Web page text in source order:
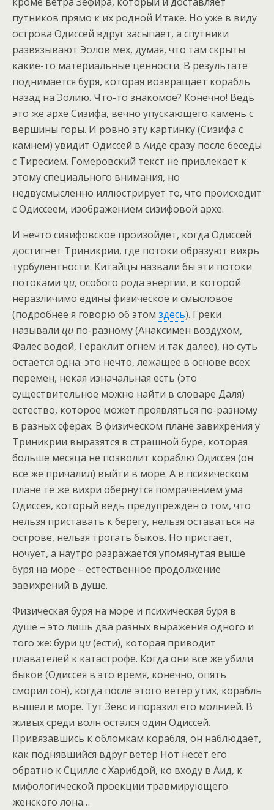
путников прямо к их родной Итаке. Но уже в виду
острова Одиссей вдруг засыпает, а спутники
развязывают Эолов мех, думая, что там скрыты
какие-то материальные ценности. В результате
поднимается буря, которая возвращает корабль
назад на Эолию. Что-то знакомое? Конечно! Ведь
это же архе Сизифа, вечно упускающего камень с
вершины горы. И ровно эту картинку (Сизифа с
камнем) увидит Одиссей в Аиде сразу после беседы
с Тиресием. Гомеровский текст не привлекает к
этому специального внимания, но
недвусмысленно иллюстрирует то, что происходит
с Одиссеем, изображением сизифовой архе.
И нечто сизифовское произойдет, когда Одиссей
достигнет Триникрии, где потоки образуют вихрь
турбулентности. Китайцы назвали бы эти потоки
потоками ци, особого рода энергии, в которой
неразличимо едины физическое и смысловое
(подробнее я говорю об этом здесь). Греки
называли ци по-разному (Анаксимен воздухом,
Фалес водой, Гераклит огнем и так далее), но суть
остается одна: это нечто, лежащее в основе всех
перемен, некая изначальная есть (это
существительное можно найти в словаре Даля)
естество, которое может проявляться по-разному
в разных сферах. В физическом плане завихрения у
Триникрии выразятся в страшной буре, которая
больше месяца не позволит кораблю Одиссея (он
все же причалил) выйти в море. А в психическом
плане те же вихри обернутся помрачением ума
Одиссея, который ведь предупрежден о том, что
нельзя приставать к берегу, нельзя оставаться на
острове, нельзя трогать быков. Но пристает,
ночует, а наутро разражается упомянутая выше
буря на море – естественное продолжение
завихрений в душе.
Физическая буря на море и психическая буря в
душе – это лишь два разных выражения одного и
того же: бури ци(ести), которая приводит
плавателей к катастрофе. Когда они все же убили
быков (Одиссея в это время, конечно, опять
сморил сон), когда после этого ветер утих, корабль
вышел в море. Тут Зевс и поразил его молнией. В
живых среди волн остался один Одиссей.
Привязавшись к обломкам корабля, он наблюдает,
как поднявшийся вдруг ветер Нот несет его
обратно к Сцилле с Харибдой, ко входу в Аид, к
мифологической проекции травмирующего
женского лона…